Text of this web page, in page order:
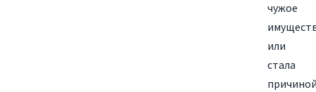
чужое
или
стала